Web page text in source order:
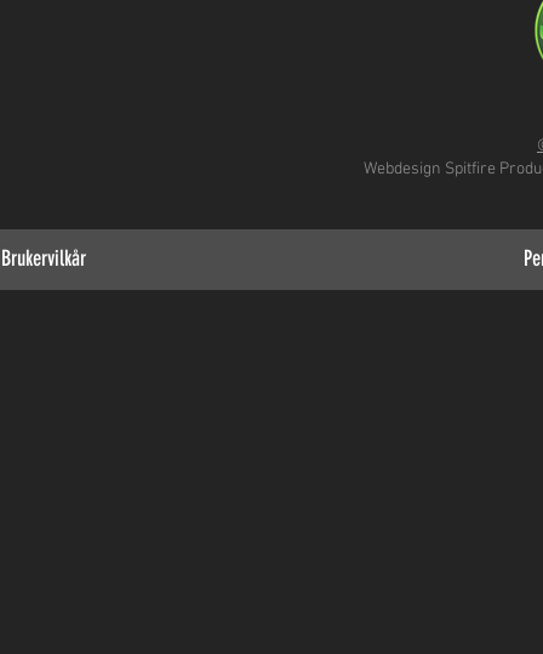
Webdesign Spitfire
Brukervilkår